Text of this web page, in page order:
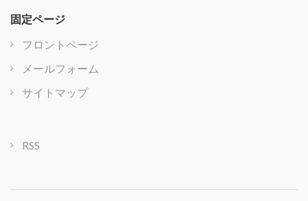
固定ページ
フロントページ
メールフォーム
サイトマップ
RSS